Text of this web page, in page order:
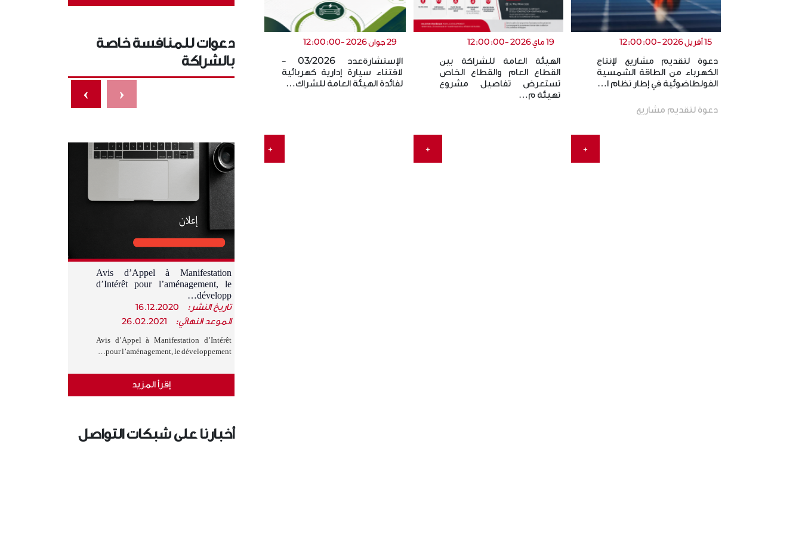
29 جوان 2026 -12:00:00
الإستشارةعدد 03/2026 -
لاقتناء سيارة إدارية كهربائية
لفائدة الهيئة العامة للشراك…
+
19 ماي 2026 -12:00:00
الهيئة العامة للشراكة بين
القطاع العام والقطاع الخاص
تستعرض تفاصيل مشروع
تهيئة م…
+
15 أفريل 2026 -12:00:00
دعوة لتقديم مشاريع لإنتاج
الكهرباء من الطاقة الشمسية
الفولطاضوئية في إطار نظام ا…
دعوة لتقديم مشاريع
+
دعوات للمنافسة خاصة
بالشراكة
Avis d’Appel à Manifestation
d’Intérêt pour l’aménagement, le
développ…
تاريخ النشر:
16.12.2020
الموعد النهائي: 26.02.2021
Avis d’Appel à Manifestation d’Intérêt
pour l’aménagement, le développement…
إقرأ المزيد
‹
›
أخبارنا على شبكات التواصل